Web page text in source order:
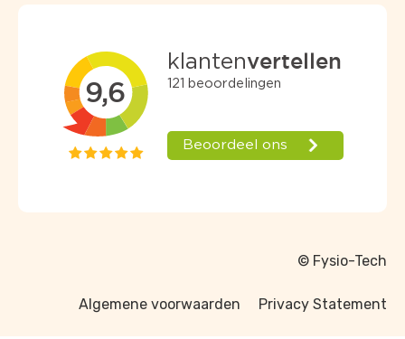
© Fysio-Tech
Algemene voorwaarden Privacy Statement